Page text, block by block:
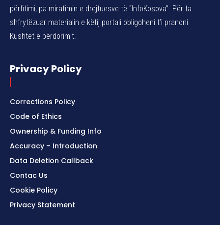
përfitimi, pa miratimin e drejtuesve të “InfoKosova”. Për ta
shfrytëzuar materialin e këtij portali obligoheni t’i pranoni
Kushtet e përdorimit.
Privacy Policy
Corrections Policy
Code of Ethics
Ownership & Funding Info
Accuracy – Introduction
Data Deletion Callback
Contac Us
Cookie Policy
Privacy Statement